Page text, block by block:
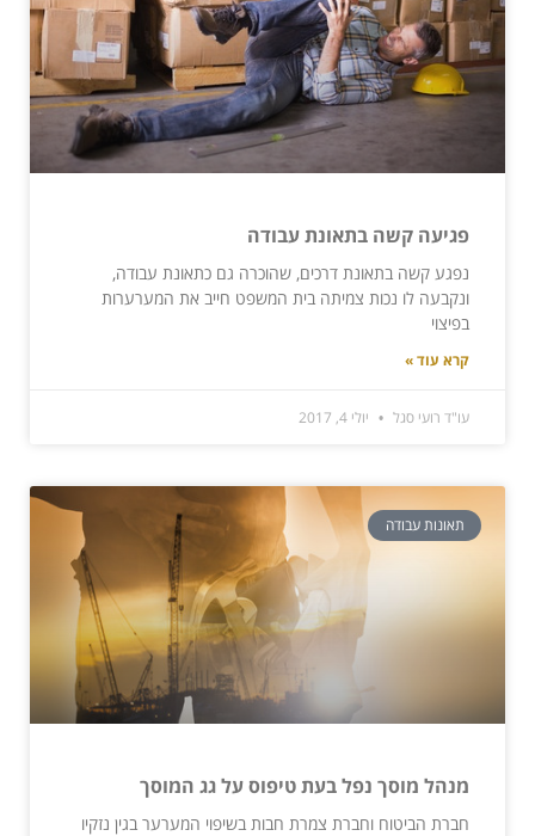
פגיעה קשה בתאונת עבודה
נפגע קשה בתאונת דרכים, שהוכרה גם כתאונת עבודה,
ונקבעה לו נכות צמיתה בית המשפט חייב את המערערות
בפיצוי
קרא עוד »
עו"ד רועי סגל יולי 4, 2017
תאונות עבודה
מנהל מוסך נפל בעת טיפוס על גג המוסך
חברת הביטוח וחברת צמרת חבות בשיפוי המערער בגין נזקיו